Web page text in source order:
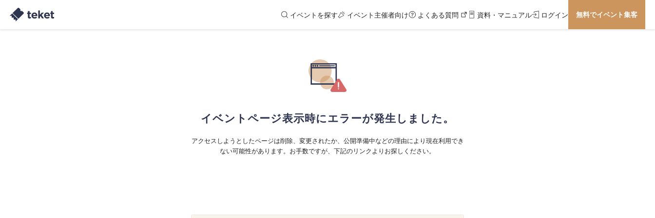
イベントを探す イベント主催者向け よくある質問 資料・マニュアル ログイン 無料でイベント集客
イベントページ表示時にエラーが発生しました。
アクセスしようとしたページは削除、変更されたか、公開準備中などの理由により現在利用でき
ない可能性があります。お手数ですが、下記のリンクよりお探しください。